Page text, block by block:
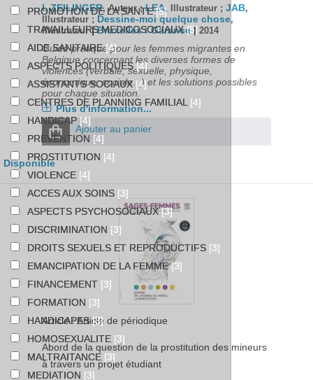
I. ZEILINGER, Auteur ;LEA, Illustrateur ; JAB,
Illustrateur ; Dessine-moi quelque chose,
Illustrateur|Bruxelles : Garance| 2014
Guide pratique pour les femmes migrantes en
Belgique concernant les diverses formes de
violences (verbale, sexuelle, physique,
économique, sociale...) et les solutions possibles
pour chaque situation.
Plus d'information...
Ajouter au panier
Disponible
Article : Article de périodique
Abord de la question de la prostitution des mineurs
à travers un projet étudiant
PROMOTION DE LA SANTE[5]
TRAVAILLEURS MEDICOSOCIAUX[5]
AIDE SANITAIRE[4]
ASPECTS POLITIQUES[4]
ASSISTANTS SOCIAUX[4]
CENTRES DE PLANNING FAMILIAL [4]
HANDICAP [4]
PREVENTION [4]
PROSTITUTION [4]
VIOLENCE [4]
ACCES AUX SOINS [3]
ASPECTS PSYCHOSOCIAUX[3]
DISCRIMINATION [3]
DROITS SEXUELS ET REPRODUCTIFS [3]
EMANCIPATION DE LA FEMME[3]
FINANCEMENT [3]
FORMATION [3]
HANDICAPES[3]
HOMOSEXUALITE [3]
MALTRAITANCE [3]
MEDIATION [3]